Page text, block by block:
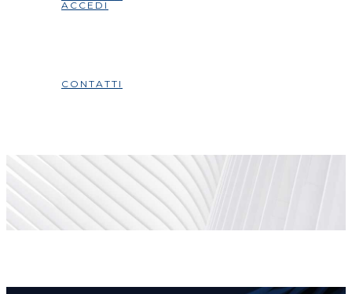
ACCEDI
CONTATTI